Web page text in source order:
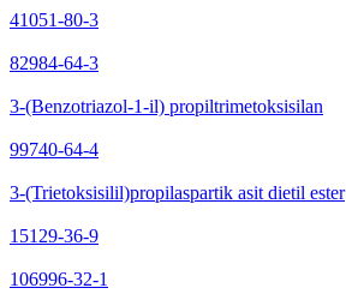
41051-80-3
82984-64-3
3-(Benzotriazol-1-il) propiltrimetoksisilan
99740-64-4
3-(Trietoksisilil)propilaspartik asit dietil ester
15129-36-9
106996-32-1